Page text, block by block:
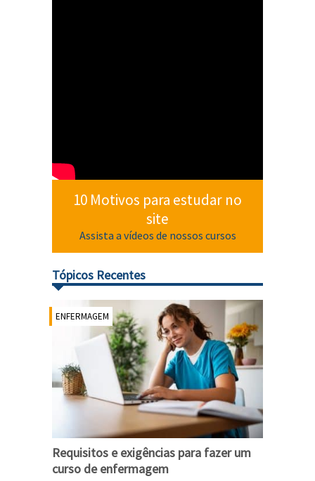
10 Motivos para estudar no
site
Assista a vídeos de nossos cursos
Tópicos Recentes
ENFERMAGEM
Requisitos e exigências para fazer um
curso de enfermagem